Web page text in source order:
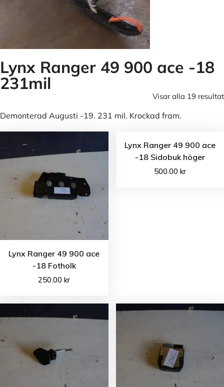
Lynx Ranger 49 900 ace -18
231mil
Visar alla 19 resultat
Demonterad Augusti -19. 231 mil. Krockad fram.
Lynx Ranger 49 900 ace
-18 Fotholk
250.00kr
Lynx Ranger 49 900 ace
-18 Sidobuk höger
500.00 kr